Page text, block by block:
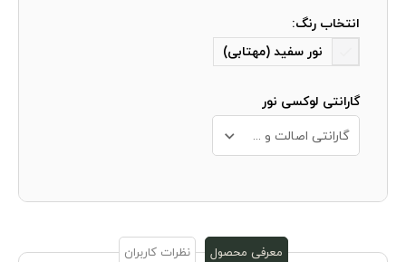
انتخاب رنگ:
نور سفید (مهتابی)
گارانتی لوکسی نور
گارانتی اصالت و سلامت فیزیکی کالا+ 10 سال خدمات پس از فروش
معرفی محصول نظرات کاربران